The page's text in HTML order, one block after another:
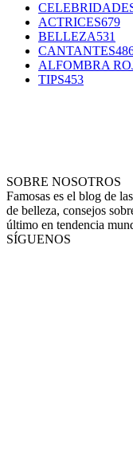
ACTRICES679
BELLEZA531
CANTANTES
ALFOMBRA
TIPS453
SOBRE NOSOTROS
Famosas es el blog de
de belleza, consejos
último en tendencia
SÍGUENOS